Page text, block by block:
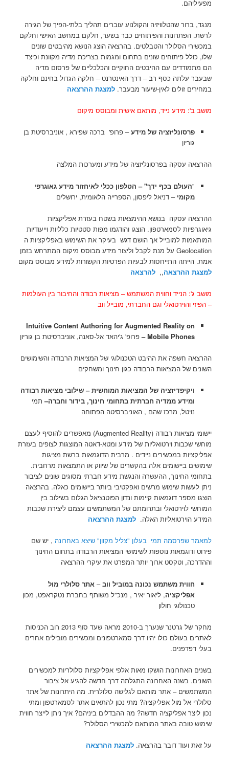
מפעיליהם.
מנגד, ברור שהטלוויזיה והקולנוע עוברים תהליך בלתי-הפיך של הגירה
לרשת. הפתרונות והפיתוחים כבר בשער, חלקם במחשב האישי וחלקם
במכשירי הסלולר והטבלטים. בהרצאה הוצג הנושא מהיבטים שונים
שלו, כולל פיתוחים שונים בתחום ומגמות בצריכת מדיה מקוונת וכיצד
הם מתמודדים עם ההיבטים החוקיים והכלכליים של פרסום מדיה
שבעבר עלתה כסף רב – דרך האינטרנט – חלקה הגדול בחינם וחלקה
במחירים זולים לאין-שיעור מבעבר.למצגת ההרצאה
מושב ב': מידע נייד, מותאם אישית ומבוסס מיקום
פרסונליזציה של מידע– פרופ' ברכה שפירא , אוניברסיטת בן
גוריון
ההרצאה עסקה בפרסונליזציה של מידע ומערכות המלצה
"העולם בכף ידך" – הטלפון ככלי לאיחזור מידע גאוגרפי
מקומי – דניאל ליפסון, הספרייה הלאומית, ירושלים
ההרצאה עסקה בנושא ההימצאות בשטח בעזרת אפליקציות
גיאוגרפיות לסמארטפון. הוצגו והודגמו מפות סטטיות כלליות וייעודיות
המותאמות למובייל אך הושם דגש בעיקר את השימוש באפליקציות ה
Geolocation על מנת לקבל וליצור מידע מבוסס מיקום המתרחש בזמן
אמת. הייתה התייחסות לבעיות הפרטיות הקשורות למידע מבוסס מקום
למצגת ההרצאה,,להרצאה
מושב ג': הנייד וחווית המשתמש – מציאות רבודה והחיבור בין העולמות
– הפיזי והוירטואלי וגם החברתי, מובייל ווב
Intuitive Content Authoring for Augmented Reality on
Mobile Phones –
פרופ' ג'יהאד אל-סאנה, אוניברסיטת בן גוריון
ההרצאה חשפה את ההיבט הטכנולוגי של המציאות הרבודה והשימושים
השונים של המציאות הרבודה כגון חינוך ומשחקים
ויקיפדיזציה של המציאות המוחשית – שילובי מציאות רבודה
ומידע ממדיה חברתית בתחומי חינוך, בידור וחברה– תמי
נויטל, מרכז שהם , האוניברסיטה הפתוחה
יישומי מציאות רבודה (Augmented Reality) מאפשרים להוסיף לעצם
מוחשי שכבות וירטואליות של מידע ומטא-דאטה המוצגות לצופים בעזרת
אפליקציות במכשירים ניידים . מרבית הדוגמאות ברשת מציגות
שימושים ביישומים אלה בהקשרים של שיווק או התמצאות מרחבית.
בתחומי החינוך, ההעשרה והנגשת מידע חברתי מסוגים שונים לציבור
ניתן לעשות שימוש מרשים ואפקטיבי ביותר ביישומים כאלה. בהרצאה
הוצגו מספר דוגמאות קיימות ונדון הפוטנציאל הגלום בשילוב בין
המוחשי לוירטואלי ובתרומתם של המשתמשים עצמם ליצירת שכבות
המידע הוירטואליות האלה.למצגת ההרצאה
למאמר שפרסמה תמי בעלון "צליל מקוון" שיצא באחרונה , יש שם
פירוט ודוגמאות נוספות לשימושי המציאות הרבודה בתחום החינוך
וההדרכה, וטקסט ארוך יותר המפרט את עיקרי ההרצאה
חווית משתמש נכונה במוביל ווב– אתר סלולרי מול
אפליקציה, ליאור יאיר , מנכ"ל משותף בחברת נטקראפט, מכון
טכנולוגי חולון
מחקר של גרטנר שנערך ב-2010 מראה שעד סוף 2013 רוב הכניסות
לאתרים בעולם כולו יהיו דרך סמארטפונים ומכשירים מובילים אחרים
בעלי דפדפנים.
בשנים האחרונות הושקו מאות אלפי אפליקציות סלולריות למכשירים
השונים. בשנה האחרונה התגלתה דרך חדשה להגיע אל ציבור
המשתמשים – אתר מותאם לגלישה סלולרית. מה היתרונות של אתר
סלולרי אל מול אפליקציה? מתי נכון להתאים אתר לסמארטפון ומתי
נכון ליצר אפליקציה חדשה? מה ההבדלים ביניהם? איך ניתן לייצר חווית
שימוש טובה באתר המותאם למכשירי הסלולר?
על זאת ועוד דובר בהרצאה.למצגת ההרצאה